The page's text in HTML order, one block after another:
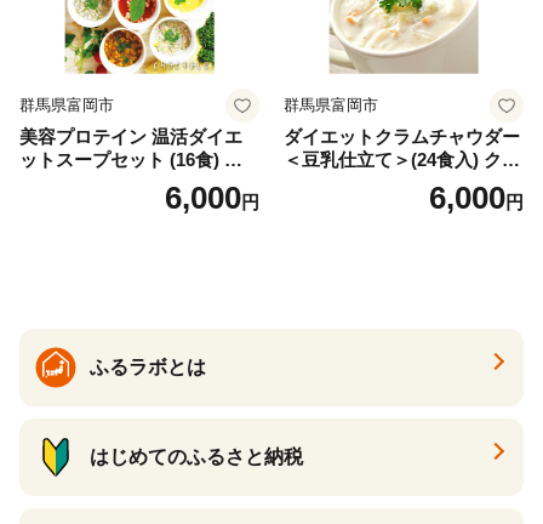
群馬県富岡市
美容プロテイン 温活ダイエ
ットスープセット (16食) 小
分け スープ 食べ比べ セット
詰合せ クラムチャウダー チ
6,000円
群馬県富岡市
ダイエットクラムチャウダー
＜豆乳仕立て＞(24食入) クラ
ムチャウダー 豆乳 ダイエッ
ト スープ プロテイン たんぱ
6,000円
ふるラボとは
はじめてのふるさと納税